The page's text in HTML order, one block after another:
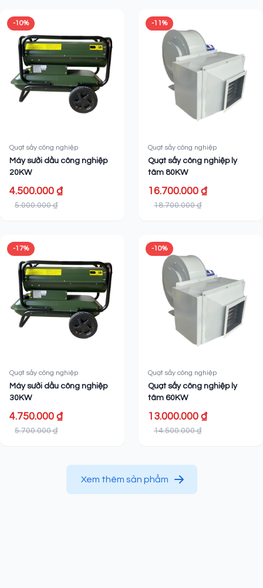
-10%
Quạt sấy công nghiệp
Máy sưởi dầu công nghiệp
20KW
4.500.000 ₫
5.000.000 ₫
-11%
Quạt sấy công nghiệp
Quạt sấy công nghiệp ly
tâm 80KW
16.700.000 ₫
18.700.000 ₫
-17%
Quạt sấy công nghiệp
Máy sưởi dầu công nghiệp
30KW
4.750.000 ₫
5.700.000 ₫
-10%
Quạt sấy công nghiệp
Quạt sấy công nghiệp ly
tâm 60KW
13.000.000 ₫
14.500.000 ₫
Xem thêm sản phẩm